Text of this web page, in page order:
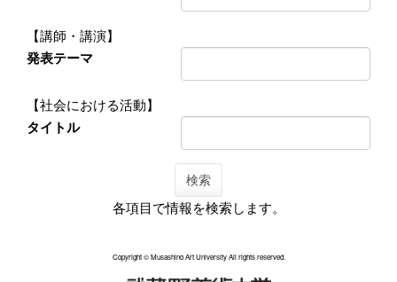
【講師・講演】
発表テーマ
【社会における活動】
タイトル
検索
各項目で情報を検索します。
Copyright © Musashino Art University All rights reserved.